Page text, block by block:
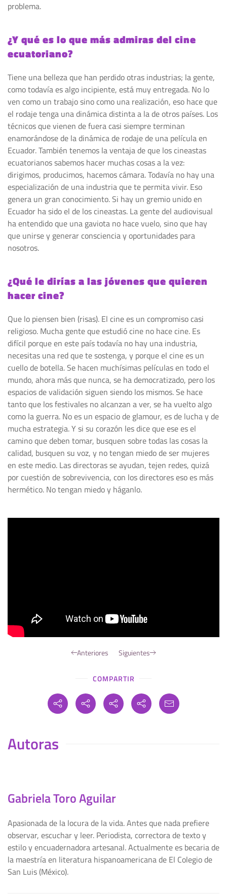
problema.
¿Y qué es lo que más admiras del cine
ecuatoriano?
Tiene una belleza que han perdido otras industrias; la gente,
como todavía es algo incipiente, está muy entregada. No lo
ven como un trabajo sino como una realización, eso hace que
el rodaje tenga una dinámica distinta a la de otros países. Los
técnicos que vienen de fuera casi siempre terminan
enamorándose de la dinámica de rodaje de una película en
Ecuador. También tenemos la ventaja de que los cineastas
ecuatorianos sabemos hacer muchas cosas a la vez:
dirigimos, producimos, hacemos cámara. Todavía no hay una
especialización de una industria que te permita vivir. Eso
genera un gran conocimiento. Si hay un gremio unido en
Ecuador ha sido el de los cineastas. La gente del audiovisual
ha entendido que una gaviota no hace vuelo, sino que hay
que unirse y generar consciencia y oportunidades para
nosotros.
¿Qué le dirías a las jóvenes que quieren
hacer cine?
Que lo piensen bien (risas). El cine es un compromiso casi
religioso. Mucha gente que estudió cine no hace cine. Es
difícil porque en este país todavía no hay una industria,
necesitas una red que te sostenga, y porque el cine es un
cuello de botella. Se hacen muchísimas películas en todo el
mundo, ahora más que nunca, se ha democratizado, pero los
espacios de validación siguen siendo los mismos. Se hace
tanto que los festivales no alcanzan a ver, se ha vuelto algo
como la guerra. No es un espacio de glamour, es de lucha y de
mucha estrategia. Y si su corazón les dice que ese es el
camino que deben tomar, busquen sobre todas las cosas la
calidad, busquen su voz, y no tengan miedo de ser mujeres
en este medio. Las directoras se ayudan, tejen redes, quizá
por cuestión de sobrevivencia, con los directores eso es más
hermético. No tengan miedo y háganlo.
Anteriores Siguientes
COMPARTIR
Autoras
Gabriela Toro Aguilar
Apasionada de la locura de la vida. Antes que nada prefiere
observar, escuchar y leer. Periodista, correctora de texto y
estilo y encuadernadora artesanal. Actualmente es becaria de
la maestría en literatura hispanoamericana de El Colegio de
San Luis (México).